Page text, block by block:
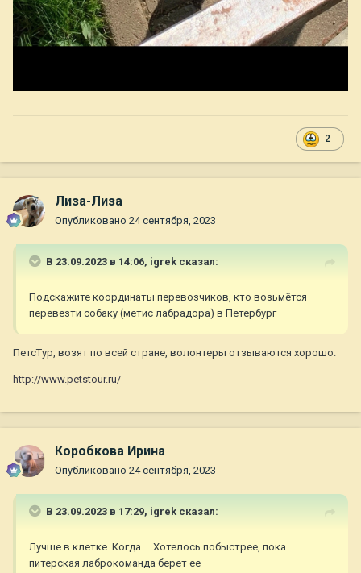
2
Лиза-Лиза
Опубликовано 24 сентября, 2023
В 23.09.2023 в 14:06, igrek сказал:
Подскажите координаты перевозчиков, кто возьмётся
перевезти собаку (метис лабрадора) в Петербург
ПетсТур, возят по всей стране, волонтеры отзываются хорошо.
http://www.petstour.ru/
Коробкова Ирина
Опубликовано 24 сентября, 2023
В 23.09.2023 в 17:29, igrek сказал:
Лучше в клетке. Когда.... Хотелось побыстрее, пока
питерская лаброкоманда берет ее